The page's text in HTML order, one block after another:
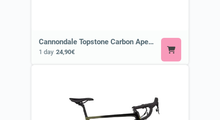
Cannondale Topstone Carbon Apex AXS or Similar
1 day 24,90€